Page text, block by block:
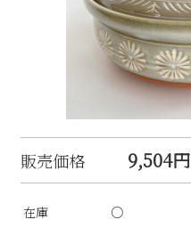
販売価格 9,504円
在庫
○